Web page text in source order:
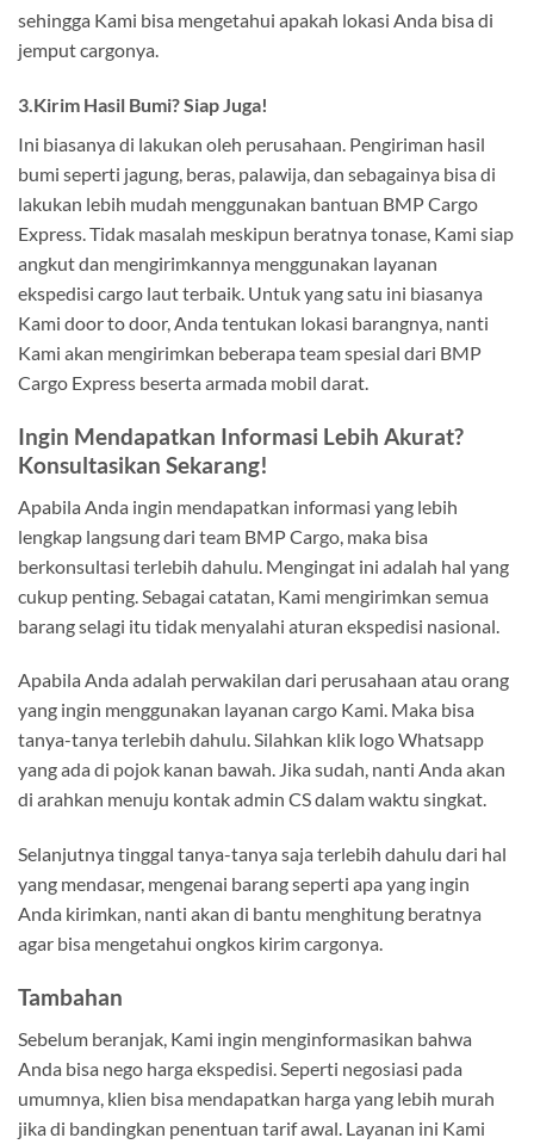
sehingga Kami bisa mengetahui apakah lokasi Anda bisa di
jemput cargonya.
3.Kirim Hasil Bumi? Siap Juga!
Ini biasanya di lakukan oleh perusahaan. Pengiriman hasil
bumi seperti jagung, beras, palawija, dan sebagainya bisa di
lakukan lebih mudah menggunakan bantuan BMP Cargo
Express. Tidak masalah meskipun beratnya tonase, Kami siap
angkut dan mengirimkannya menggunakan layanan
ekspedisi cargo laut terbaik. Untuk yang satu ini biasanya
Kami door to door, Anda tentukan lokasi barangnya, nanti
Kami akan mengirimkan beberapa team spesial dari BMP
Cargo Express beserta armada mobil darat.
Ingin Mendapatkan Informasi Lebih Akurat?
Konsultasikan Sekarang!
Apabila Anda ingin mendapatkan informasi yang lebih
lengkap langsung dari team BMP Cargo, maka bisa
berkonsultasi terlebih dahulu. Mengingat ini adalah hal yang
cukup penting. Sebagai catatan, Kami mengirimkan semua
barang selagi itu tidak menyalahi aturan ekspedisi nasional.
Apabila Anda adalah perwakilan dari perusahaan atau orang
yang ingin menggunakan layanan cargo Kami. Maka bisa
tanya-tanya terlebih dahulu. Silahkan klik logo Whatsapp
yang ada di pojok kanan bawah. Jika sudah, nanti Anda akan
di arahkan menuju kontak admin CS dalam waktu singkat.
Selanjutnya tinggal tanya-tanya saja terlebih dahulu dari hal
yang mendasar, mengenai barang seperti apa yang ingin
Anda kirimkan, nanti akan di bantu menghitung beratnya
agar bisa mengetahui ongkos kirim cargonya.
Tambahan
Sebelum beranjak, Kami ingin menginformasikan bahwa
Anda bisa nego harga ekspedisi. Seperti negosiasi pada
umumnya, klien bisa mendapatkan harga yang lebih murah
jika di bandingkan penentuan tarif awal. Layanan ini Kami